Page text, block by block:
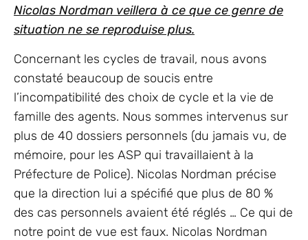
Nicolas Nordman veillera à ce que ce genre de
situation ne se reproduise plus.
Concernant les cycles de travail, nous avons
constaté beaucoup de soucis entre
l’incompatibilité des choix de cycle et la vie de
famille des agents. Nous sommes intervenus sur
plus de 40 dossiers personnels (du jamais vu, de
mémoire, pour les ASP qui travaillaient à la
Préfecture de Police). Nicolas Nordman précise
que la direction lui a spécifié que plus de 80 %
des cas personnels avaient été réglés … Ce qui de
notre point de vue est faux. Nicolas Nordman